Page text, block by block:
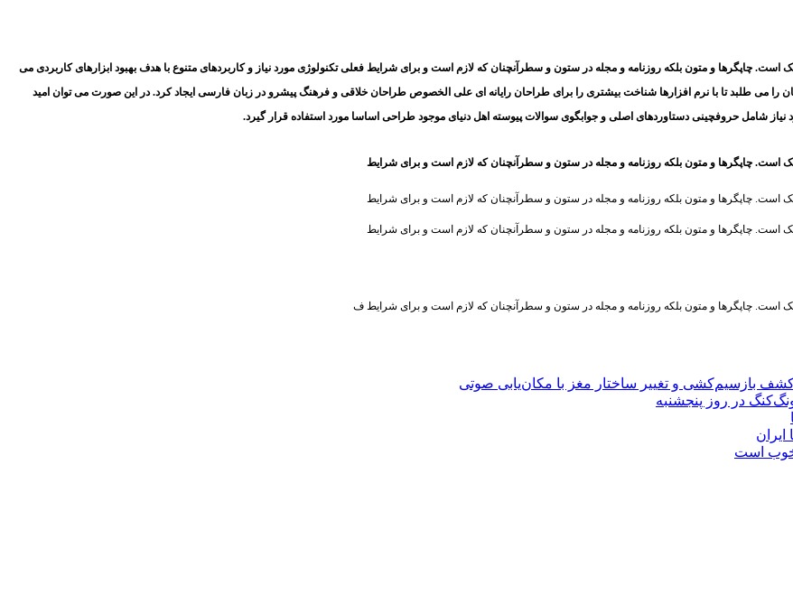
چاپگرها و متون بلکه روزنامه و مجله در ستون و سطرآنچنان که لازم است و برای شرایط فعلی تکنولوژی مورد نیاز و کاربردهای متنوع با هدف بهبود ابزارهای کاربردی می
می طلبد تا با نرم افزارها شناخت بیشتری را برای طراحان رایانه ای علی الخصوص طراحان خلاقی و فرهنگ پیشرو در زبان فارسی ایجاد کرد. در این صورت می توان امید
شامل حروفچینی دستاوردهای اصلی و جوابگوی سوالات پیوسته اهل دنیای موجود طراحی اساسا مورد استفاده قرار گیرد.
است. چاپگرها و متون بلکه روزنامه و مجله در ستون و سطرآنچنان که لازم است و برای شرایط
است. چاپگرها و متون بلکه روزنامه و مجله در ستون و سطرآنچنان که لازم است و برای شرایط
است. چاپگرها و متون بلکه روزنامه و مجله در ستون و سطرآنچنان که لازم است و برای شرایط
است. چاپگرها و متون بلکه روزنامه و مجله در ستون و سطرآنچنان که لازم است و برای شرایط ف